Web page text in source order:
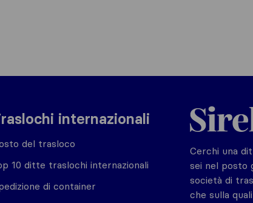
internazionali
del trasloco
10 ditte traslochi internazionali
di container
Sirelo.it
Cerchi una
sei nel posto
società di
che sulla